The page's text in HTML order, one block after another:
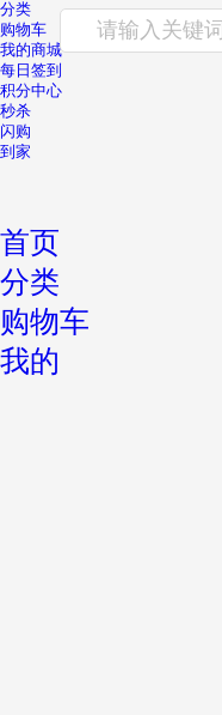
请输入关键词
分类
购物车
我的商城
每日签到
积分中心
秒杀
闪购
到家
首页
分类
购物车
我的